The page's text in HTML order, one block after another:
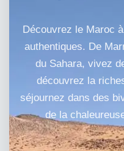
Découvrez le Maroc
authentiques. De
du Sahara, vivez
découvrez la
séjournez dans des
de la